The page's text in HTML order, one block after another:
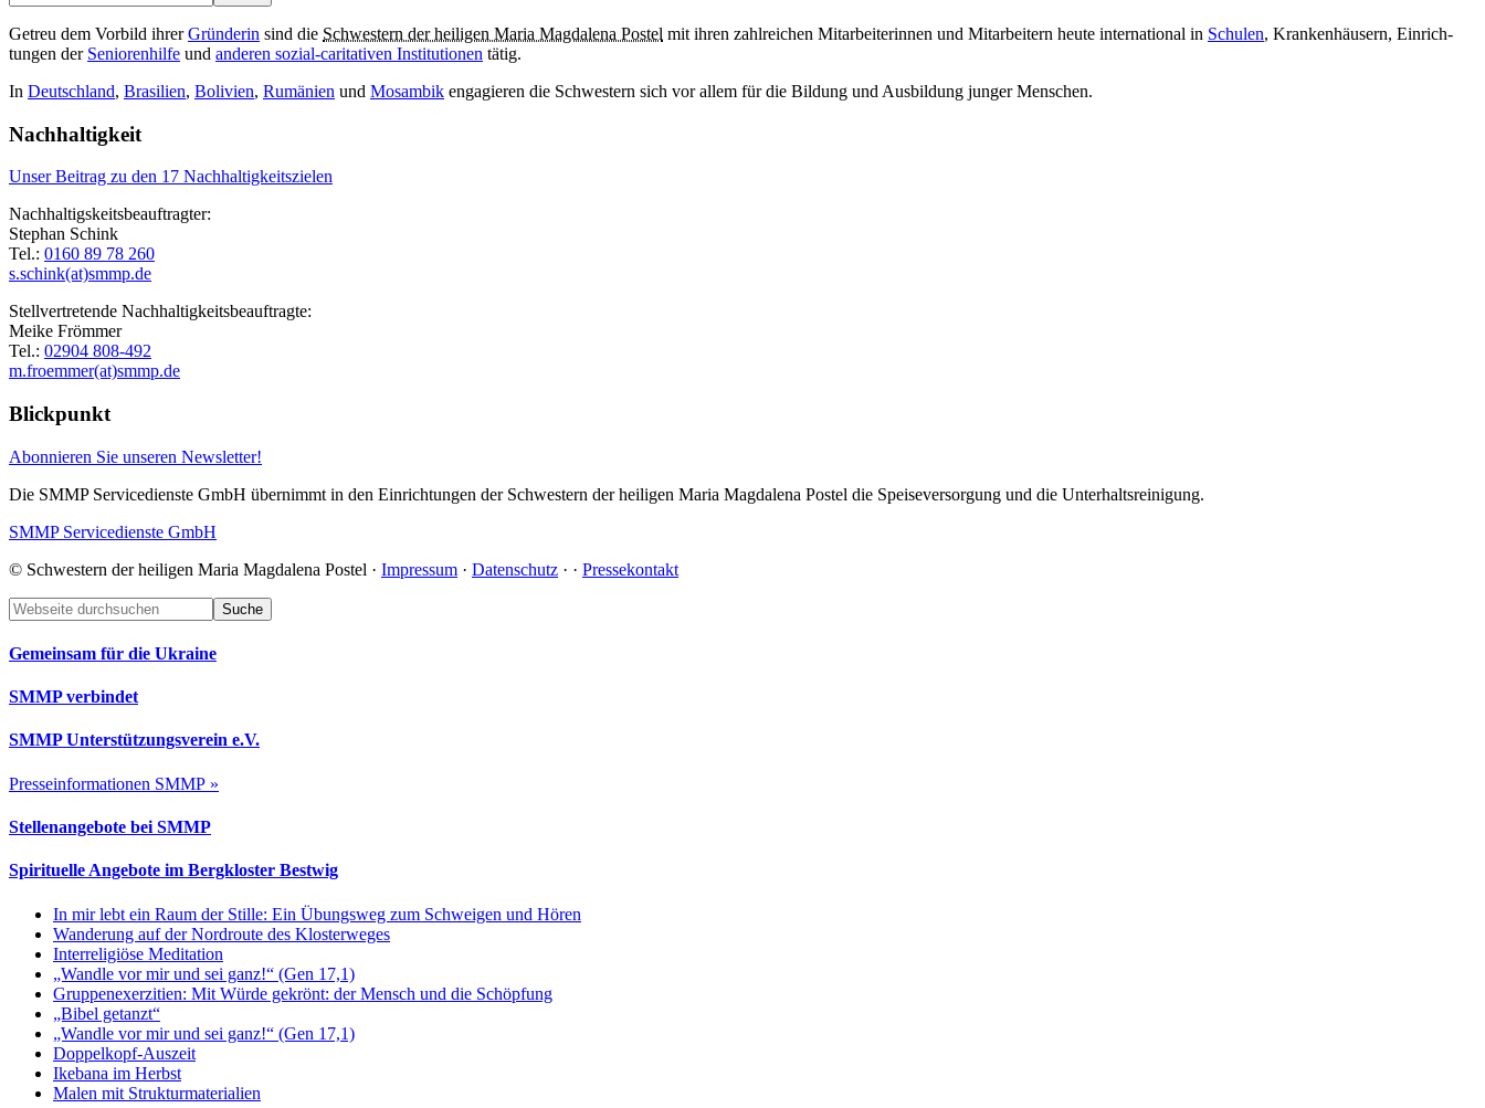
durchsuchen
Getreu dem Vorbild ihrerGrün­der­in sind die Schwestern der heiligen Maria Mag­dalena Postel mit ihren zahl­reichen Mit­arbei­terinnen und Mit­arbei­tern heute inter­natio­nal in Schu­len, Kran­ken­häu­sern, Ein­rich­
tungen der Senio­ren­hilfe und anderen sozial-cari­ta­tiven In­sti­tu­tionen tätig.
In Deutsch­land, Bra­silien, Bo­li­vien, Ru­mä­nien und Mo­sam­bik en­ga­gie­ren die Schwes­tern sich vor allem für die Bil­dung und Aus­bil­dung jun­ger Men­schen.
Nachhaltigkeit
Unser Beitrag zu den 17 Nachhaltigkeitszielen
Nachhaltigskeitsbeauftragter:
Stephan Schink
Tel.: 0160 89 78 260
s.schink(at)smmp.de
Stellvertretende Nachhaltigkeitsbeauftragte:
Meike Frömmer
Tel.: 02904 808-492
m.froemmer(at)smmp.de
Blickpunkt
Abonnieren Sie unseren Newsletter!
Die SMMP Servicedienste GmbH übernimmt in den Einrichtungen der Schwestern der heiligen Maria Magdalena Postel die Speiseversorgung und die Unterhaltsreinigung.
SMMP Servicedienste GmbH
© Schwestern der heiligen Maria Magdalena Postel · Impressum · Datenschutz · · Pressekontakt
Footer
Webseite
durchsuchen
Gemeinsam für die Ukraine
SMMP verbindet
SMMP Unterstützungsverein e.V.
Presseinformationen SMMP »
Stellenangebote bei SMMP
Spirituelle Angebote im Bergkloster Bestwig
In mir lebt ein Raum der Stille: Ein Übungsweg zum Schweigen und Hören
Wanderung auf der Nordroute des Klosterweges
Interreligiöse Meditation
„Wandle vor mir und sei ganz!“ (Gen 17,1)
Gruppenexerzitien: Mit Würde gekrönt: der Mensch und die Schöpfung
„Bibel getanzt“
„Wandle vor mir und sei ganz!“ (Gen 17,1)
Doppelkopf-Auszeit
Ikebana im Herbst
Malen mit Strukturmaterialien